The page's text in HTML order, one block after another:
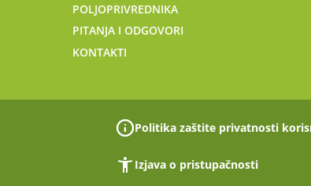
POLJOPRIVREDNIKA
PITANJA I ODGOVORI
KONTAKTI
Politika zaštite privatnosti
Izjava o pristupačnosti